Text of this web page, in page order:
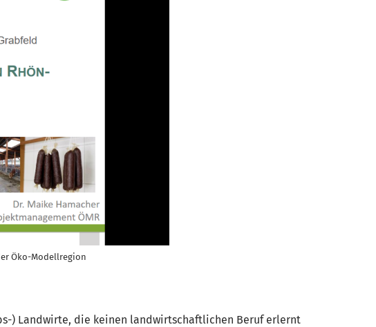
Öko-Modellregion
) Landwirte, die keinen landwirtschaftlichen Beruf erlernt